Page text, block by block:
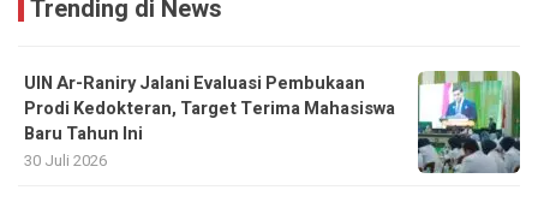
Trending di News
UIN Ar-Raniry Jalani Evaluasi Pembukaan
Prodi Kedokteran, Target Terima Mahasiswa
Baru Tahun Ini
30 Juli 2026